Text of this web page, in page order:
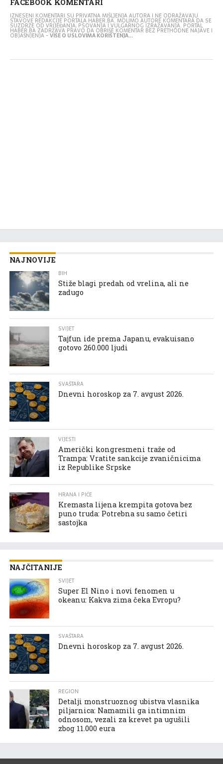
FACEBOOK KOMENTARI
IZNESENI KOMENTARI SU PRIVATNA MIŠLJENJA AUTORA I NE ODRAŽAVAJU
STAVOVE REDAKCIJE PORTALA HABER.BA. MOLIMO AUTORE KOMENTARA DA SE
SUZDRŽE OD VRIJEĐANJA, PSOVANJA I VULGARNOG IZRAŽAVANJA. PORTAL
HABER.BA ZADRŽAVA PRAVO DA OBRIŠE KOMENTAR BEZ PRETHODNE NAJAVE I
OBJAŠNJENJA -VIŠE O USLOVIMA KORIŠTENJA...
NAJNOVIJE
BIH
Stiže blagi predah od vrelina, ali ne
zadugo
SVIJET
Tajfun ide prema Japanu, evakuisano
gotovo 260.000 ljudi
SVAŠTARA
Dnevni horoskop za 7. avgust 2026.
VIJESTI
Američki kongresmeni traže od
Trampa: Vratite sankcije zvaničnicima
iz Republike Srpske
HRANA I PIĆE
Kremasta lijena krempita gotova bez
puno truda: Potrebna su samo četiri
sastojka
NAJČITANIJE
SVIJET
Super El Nino i novi fenomen u
okeanu: Kakva zima čeka Evropu?
SVAŠTARA
Dnevni horoskop za 7. avgust 2026.
REGION
Detalji monstruoznog ubistva vlasnika
piljarnica: Namamili ga intimnim
odnosom, vezali za krevet pa ugušili
zbog 11.000 eura